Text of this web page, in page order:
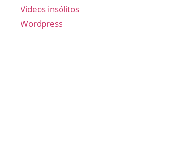
Vídeos insólitos
Wordpress